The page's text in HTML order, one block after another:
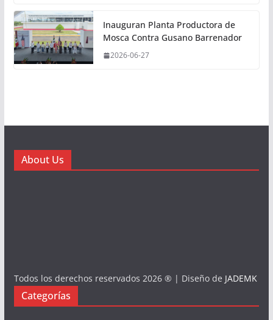
Inauguran Planta Productora de
Mosca Contra Gusano Barrenador
2026-06-27
About Us
Todos los derechos reservados 2026 ® | Diseño de JADEMK
Categorías